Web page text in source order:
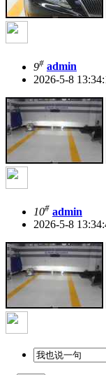
9# admin
2026-5-8
10# admin
2026-5-8